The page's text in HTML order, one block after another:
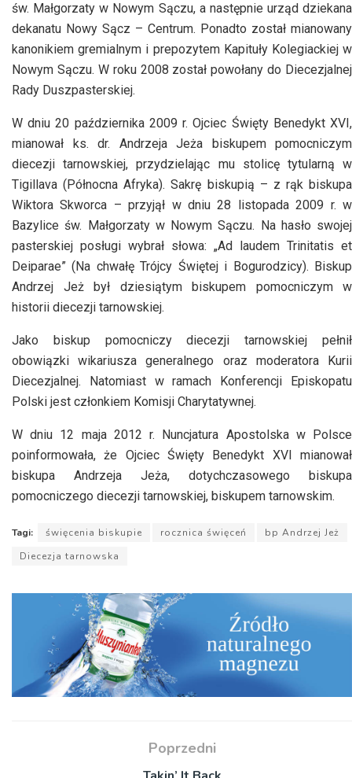
św. Małgorzaty w Nowym Sączu, a następnie urząd dziekana
dekanatu Nowy Sącz – Centrum. Ponadto został mianowany
kanonikiem gremialnym i prepozytem Kapituły Kolegiackiej w
Nowym Sączu. W roku 2008 został powołany do Diecezjalnej
Rady Duszpasterskiej.
W dniu 20 października 2009 r. Ojciec Święty Benedykt XVI,
mianował ks. dr. Andrzeja Jeża biskupem pomocniczym
diecezji tarnowskiej, przydzielając mu stolicę tytularną w
Tigillava (Północna Afryka). Sakrę biskupią – z rąk biskupa
Wiktora Skworca – przyjął w dniu 28 listopada 2009 r. w
Bazylice św. Małgorzaty w Nowym Sączu. Na hasło swojej
pasterskiej posługi wybrał słowa: „Ad laudem Trinitatis et
Deiparae” (Na chwałę Trójcy Świętej i Bogurodzicy). Biskup
Andrzej Jeż był dziesiątym biskupem pomocniczym w
historii diecezji tarnowskiej.
Jako biskup pomocniczy diecezji tarnowskiej pełnił
obowiązki wikariusza generalnego oraz moderatora Kurii
Diecezjalnej. Natomiast w ramach Konferencji Episkopatu
Polski jest członkiem Komisji Charytatywnej.
W dniu 12 maja 2012 r. Nuncjatura Apostolska w Polsce
poinformowała, że Ojciec Święty Benedykt XVI mianował
biskupa Andrzeja Jeża, dotychczasowego biskupa
pomocniczego diecezji tarnowskiej, biskupem tarnowskim.
Tagi: święcenia biskupie rocznica święceń
bp Andrzej Jeż
Diecezja tarnowska
Poprzedni